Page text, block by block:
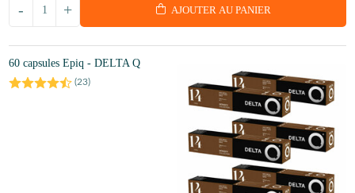
+
- AJOUTER AU PANIER
60 capsules Epiq - DELTA Q
(23)